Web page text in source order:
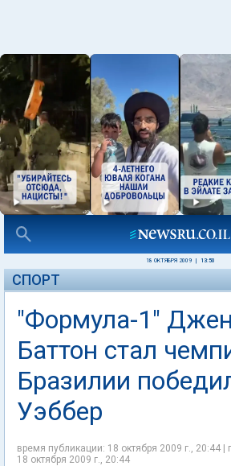
18 ОКТЯБРЯ 2009 13:50
СПОРТ
"Формула-1"
Баттон стал
Бразилии
Уэббер
время публикации: 18 октября 2009 г., 20:44
18 октября 2009 г., 20:44